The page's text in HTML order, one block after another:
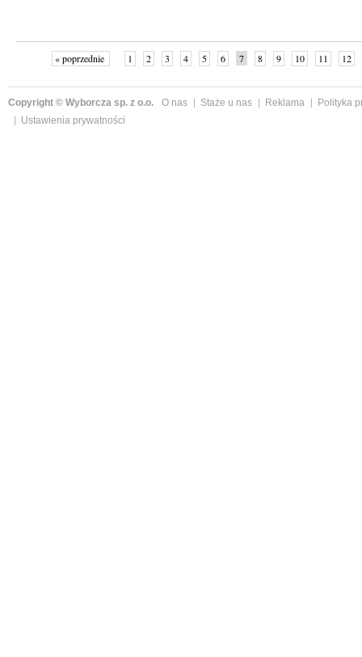
« poprzednie 1 2 3 4 5 6 7 8 9 10 11 12
Copyright © Wyborcza sp. z o.o. O nas Staże u nas Reklama
Polityka
Ustawienia prywatności